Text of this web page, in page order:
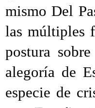
mismo Del
las múltiples
postura
alegoría de
especie de